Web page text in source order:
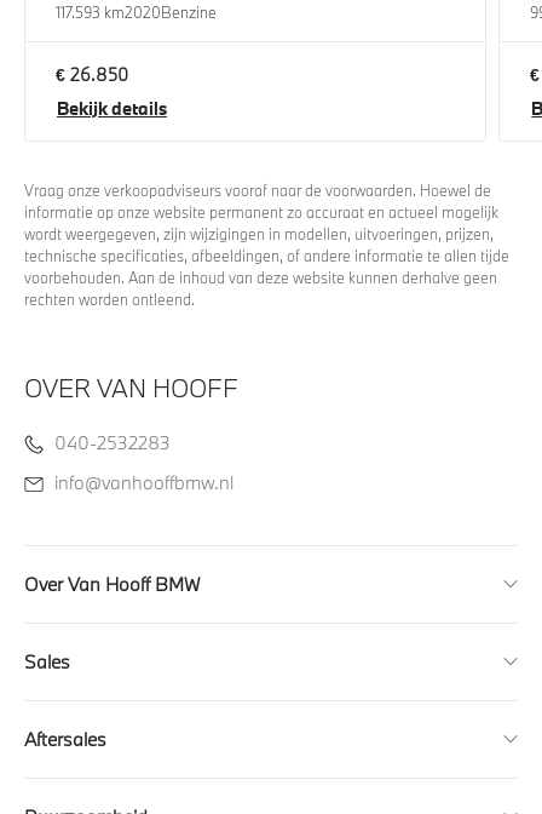
117.593 km2020Benzine
€ 26.850
Bekijk details
Vraag onze verkoopadviseurs vooraf naar de voorwaarden. Hoewel de
informatie op onze website permanent zo accuraat en actueel mogelijk
wordt weergegeven, zijn wijzigingen in modellen, uitvoeringen, prijzen,
technische specificaties, afbeeldingen, of andere informatie te allen tijde
voorbehouden. Aan de inhoud van deze website kunnen derhalve geen
rechten worden ontleend.
OVER VAN HOOFF
040-2532283
info@vanhooffbmw.nl
Over Van Hooff BMW
Sales
Aftersales